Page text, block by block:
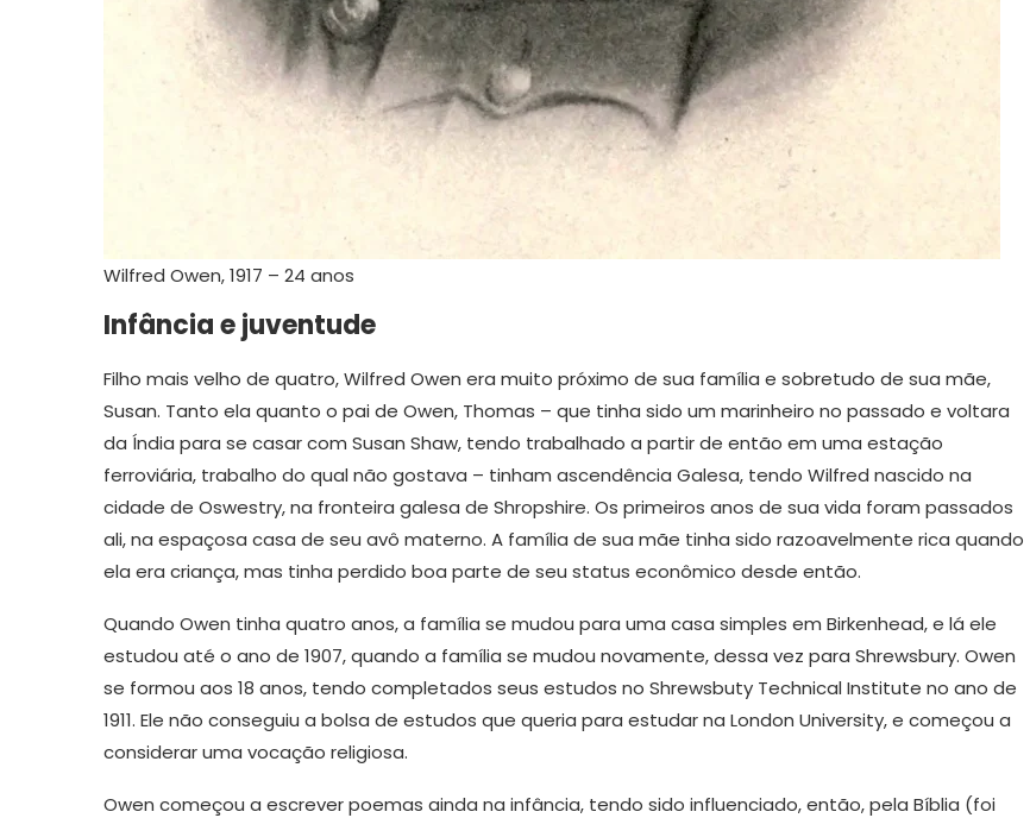
Wilfred Owen, 1917 – 24 anos
Infância e juventude
Filho mais velho de quatro, Wilfred Owen era muito próximo de sua família e sobretudo de sua mãe,
Susan. Tanto ela quanto o pai de Owen, Thomas – que tinha sido um marinheiro no passado e voltara
da Índia para se casar com Susan Shaw, tendo trabalhado a partir de então em uma estação
ferroviária, trabalho do qual não gostava – tinham ascendência Galesa, tendo Wilfred nascido na
cidade de Oswestry, na fronteira galesa de Shropshire. Os primeiros anos de sua vida foram passados
ali, na espaçosa casa de seu avô materno. A família de sua mãe tinha sido razoavelmente rica quando
ela era criança, mas tinha perdido boa parte de seu status econômico desde então.
Quando Owen tinha quatro anos, a família se mudou para uma casa simples em Birkenhead, e lá ele
estudou até o ano de 1907, quando a família se mudou novamente, dessa vez para Shrewsbury. Owen
se formou aos 18 anos, tendo completados seus estudos no Shrewsbuty Technical Institute no ano de
1911. Ele não conseguiu a bolsa de estudos que queria para estudar na London University, e começou a
considerar uma vocação religiosa.
Owen começou a escrever poemas ainda na infância, tendo sido influenciado, então, pela Bíblia (foi